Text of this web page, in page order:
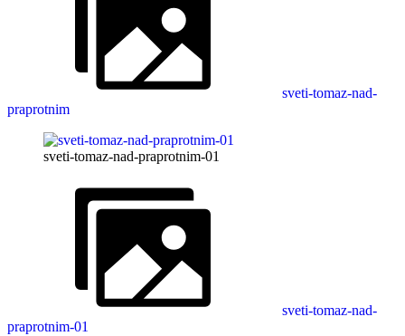
sveti-tomaz-nad-
praprotnim
sveti-tomaz-nad-praprotnim-01
sveti-tomaz-nad-
praprotnim-01